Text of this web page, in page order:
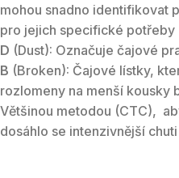
mohou snadno identifikovat
pro jejich specifické potřeby
D (Dust): Označuje čajové
B (Broken): Čajové lístky,
rozlomeny na menší kousky
Většinou metodou (CTC),
dosáhlo se intenzivnější